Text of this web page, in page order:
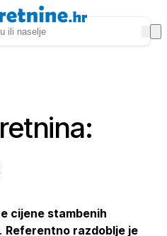
cijene stambenih
Referentno razdoblje je